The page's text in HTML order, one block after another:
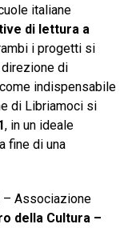
italiane
di lettura a
i progetti si
di
indispensabile
di Libriamoci si
, in un ideale
fine di una
– Associazione
della Cultura –